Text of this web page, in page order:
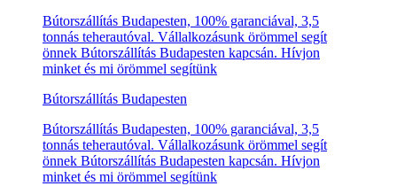
Bútorszállítás Budapesten, 100% garanciával, 3,5
tonnás teherautóval. Vállalkozásunk örömmel segít
önnek Bútorszállítás Budapesten kapcsán. Hívjon
minket és mi örömmel segítünk
Bútorszállítás Budapesten
Bútorszállítás Budapesten, 100% garanciával, 3,5
tonnás teherautóval. Vállalkozásunk örömmel segít
önnek Bútorszállítás Budapesten kapcsán. Hívjon
minket és mi örömmel segítünk